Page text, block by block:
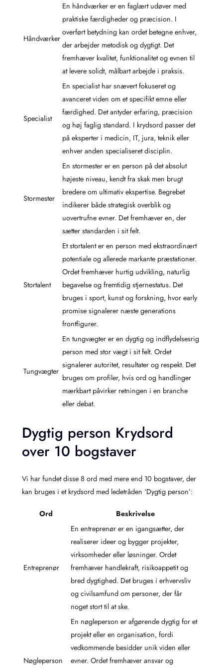
Håndværker
En håndværker er en faglært udøver med
praktiske færdigheder og præcision. I
overført betydning kan ordet betegne enhver,
der arbejder metodisk og dygtigt. Det
fremhæver kvalitet, funktionalitet og evnen til
at levere solidt, målbart arbejde i praksis.
Specialist
En specialist har snævert fokuseret og
avanceret viden om et specifikt emne eller
færdighed. Det antyder erfaring, præcision
og høj faglig standard. I krydsord passer det
på eksperter i medicin, IT, jura, teknik eller
enhver anden specialiseret disciplin.
Stormester
En stormester er en person på det absolut
højeste niveau, kendt fra skak men brugt
bredere om ultimativ ekspertise. Begrebet
indikerer både strategisk overblik og
uovertrufne evner. Det fremhæver en, der
sætter standarden i sit felt.
Stortalent
Et stortalent er en person med ekstraordinært
potentiale og allerede markante præstationer.
Ordet fremhæver hurtig udvikling, naturlig
begavelse og fremtidig stjernestatus. Det
bruges i sport, kunst og forskning, hvor early
promise signalerer næste generations
frontfigurer.
Tungvægter
En tungvægter er en dygtig og indflydelsesrig
person med stor vægt i sit felt. Ordet
signalerer autoritet, resultater og respekt. Det
bruges om profiler, hvis ord og handlinger
mærkbart påvirker retningen i en branche
eller debat.
Dygtig person Krydsord
over 10 bogstaver
Vi har fundet disse 8 ord med mere end 10 bogstaver, der
kan bruges i et krydsord med ledetråden ‘Dygtig person’:
Ord Beskrivelse
Entreprenør
En entreprenør er en igangsætter, der
realiserer ideer og bygger projekter,
virksomheder eller løsninger. Ordet
fremhæver handlekraft, risikoappetit og
bred dygtighed. Det bruges i erhvervsliv
og civilsamfund om personer, der får
noget stort til at ske.
Nøgleperson
En nøgleperson er afgørende dygtig for et
projekt eller en organisation, fordi
vedkommende besidder unik viden eller
evner. Ordet fremhæver ansvar og